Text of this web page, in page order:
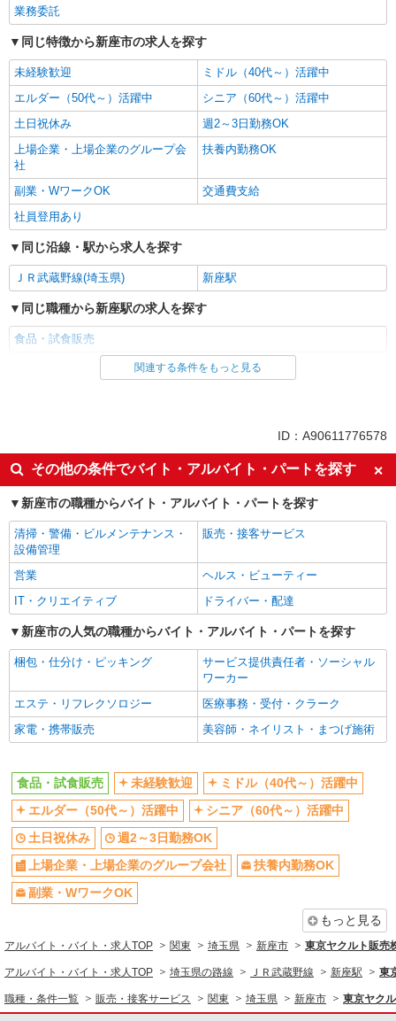
業務委託
同じ特徴から新座市の求人を探す
未経験歓迎
ミドル（40代～）活躍中
エルダー（50代～）活躍中
シニア（60代～）活躍中
土日祝休み
週2～3日勤務OK
上場企業・上場企業のグループ会
社
扶養内勤務OK
副業・WワークOK
交通費支給
社員登用あり
同じ沿線・駅から求人を探す
ＪＲ武蔵野線(埼玉県) 新座駅
同じ職種から新座駅の求人を探す
食品・試食販売
同じ雇用形態から新座駅の求人を探す
未経験歓迎
ミドル（40代～）活躍中
エルダー（50代～）活躍中
シニア（60代～）活躍中
土日祝休み
週2～3日勤務OK
上場企業・上場企業のグループ会
社
扶養内勤務OK
副業・WワークOK
交通費支給
社員登用あり
同じ職種から求人を探す
販売・接客サービス
食品・試食販売
同じ特徴から求人を探す
土日祝休み
週2～3日勤務OK
上場企業・上場企業のグループ会
社
扶養内勤務OK
副業・WワークOK
交通費支給
社員登用あり
関連する条件をもっと見る
ID：A90611776578
その他の条件でバイト・アルバイト・パートを探す
新座市の職種からバイト・アルバイト・パートを探す
清掃・警備・ビルメンテナンス・
設備管理
販売・接客サービス
営業
ヘルス・ビューティー
IT・クリエイティブ
ドライバー・配達
新座市の人気の職種からバイト・アルバイト・パートを探す
梱包・仕分け・ピッキング
サービス提供責任者・ソーシャル
ワーカー
エステ・リフレクソロジー
医療事務・受付・クラーク
家電・携帯販売
美容師・ネイリスト・まつげ施術
食品・試食販売 未経験歓迎
ミドル（40代～）活躍中
エルダー（50代～）活躍中
シニア（60代～）活躍中
土日祝休み
週2～3日勤務OK
上場企業・上場企業のグループ会社
扶養内勤務OK
副業・WワークOK
もっと見る
アルバイト・バイト・求人TOP 関東 埼玉県 新座市 東京ヤクルト販売
アルバイト・バイト・求人TOP 埼玉県の路線 ＪＲ武蔵野線 新座駅 東
職種・条件一覧 販売・接客サービス 関東 埼玉県 新座市 東京ヤク